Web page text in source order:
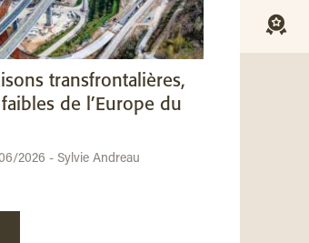
transfrontalières,
de l’Europe du
2026 - Sylvie Andreau